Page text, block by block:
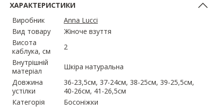
ХАРАКТЕРИСТИКИ
Виробник
Anna Lucci
Вид товару
Жіноче взуття
Висота
каблука, см
2
Внутрішній
матеріал
Шкіра натуральна
Довжина
устілки
36-23,5см, 37-24см, 38-25см, 39-25,5см,
40-26см, 41-26,5см
Категорія
Босоніжки